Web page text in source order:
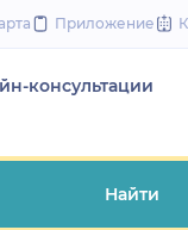
Приложение
консультации
Найти